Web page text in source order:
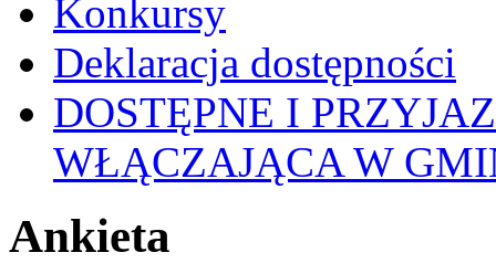
Konkursy
Deklaracja dostępności
DOSTĘPNE I
WŁĄCZAJĄCA W
Ankieta